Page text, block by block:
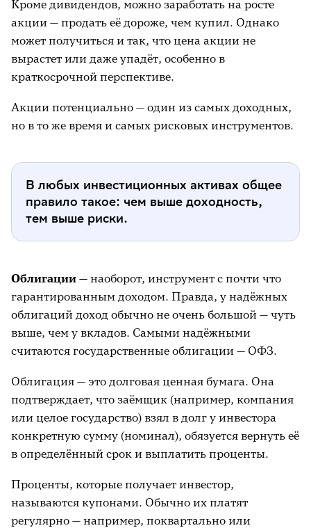
Кроме дивидендов, можно заработать на росте
акции — продать её дороже, чем купил. Однако
может получиться и так, что цена акции не
вырастет или даже упадёт, особенно в
краткосрочной перспективе.
Акции потенциально — один из самых доходных,
но в то же время и самых рисковых инструментов.
В любых инвестиционных активах общее
правило такое: чем выше доходность,
тем выше риски.
Облигации — наоборот, инструмент с почти что
гарантированным доходом. Правда, у надёжных
облигаций доход обычно не очень большой — чуть
выше, чем у вкладов. Самыми надёжными
считаются государственные облигации — ОФЗ.
Облигация — это долговая ценная бумага. Она
подтверждает, что заёмщик (например, компания
или целое государство) взял в долг у инвестора
конкретную сумму (номинал), обязуется вернуть её
в определённый срок и выплатить проценты.
Проценты, которые получает инвестор,
называются купонами. Обычно их платят
регулярно — например, поквартально или